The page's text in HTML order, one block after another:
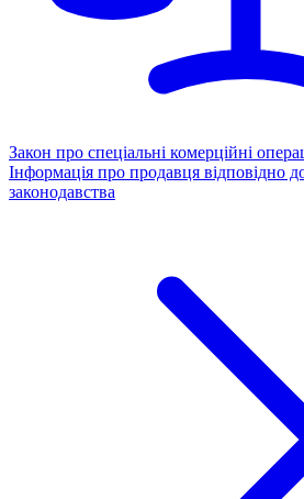
Закон про спеціальні комерційні
Інформація про продавця відповідно
законодавства